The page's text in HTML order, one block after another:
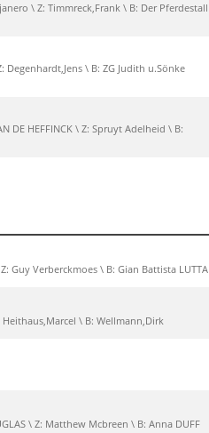
\ Z: Timmreck,Frank \ B: Der Pferdestall
\ B: ZG Judith u.Sönke
DE HEFFINCK \ Z: Spruyt Adelheid \ B:
Guy Verberckmoes \ B: Gian Battista LUTTA
\ B: Wellmann,Dirk
\ Z: Matthew Mcbreen \ B: Anna DUFF